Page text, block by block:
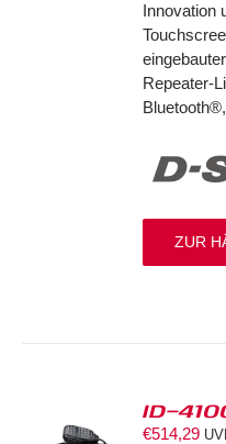
Innovation
Repeater-
ZUR
ID-
€514,29